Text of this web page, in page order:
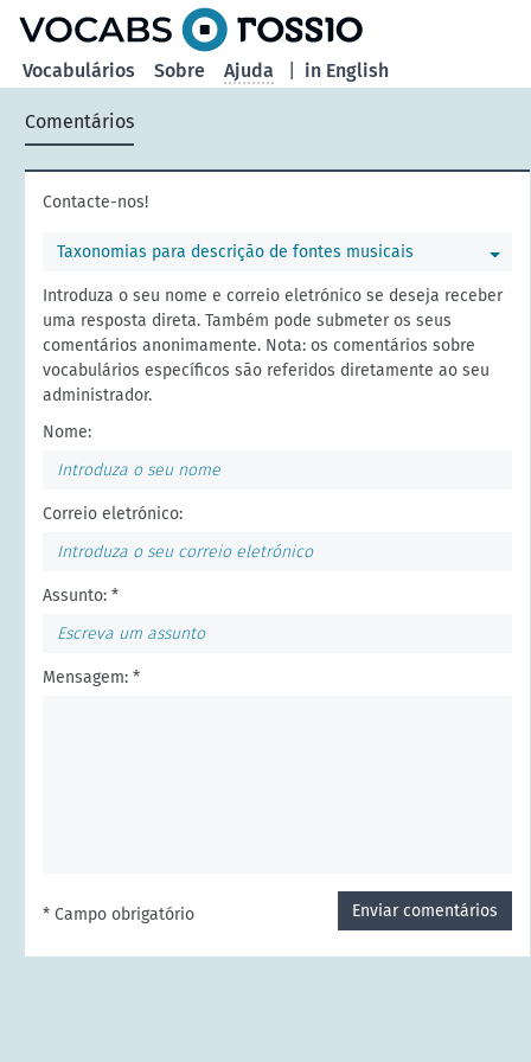
in English
Vocabulários Sobre Ajuda
Comentários
Contacte-nos!
Taxonomias para descrição de fontes musicais
Introduza o seu nome e correio eletrónico se deseja receber
uma resposta direta. Também pode submeter os seus
comentários anonimamente. Nota: os comentários sobre
vocabulários específicos são referidos diretamente ao seu
administrador.
Nome:
Correio eletrónico:
Assunto: *
Mensagem: *
Enviar comentários
* Campo obrigatório